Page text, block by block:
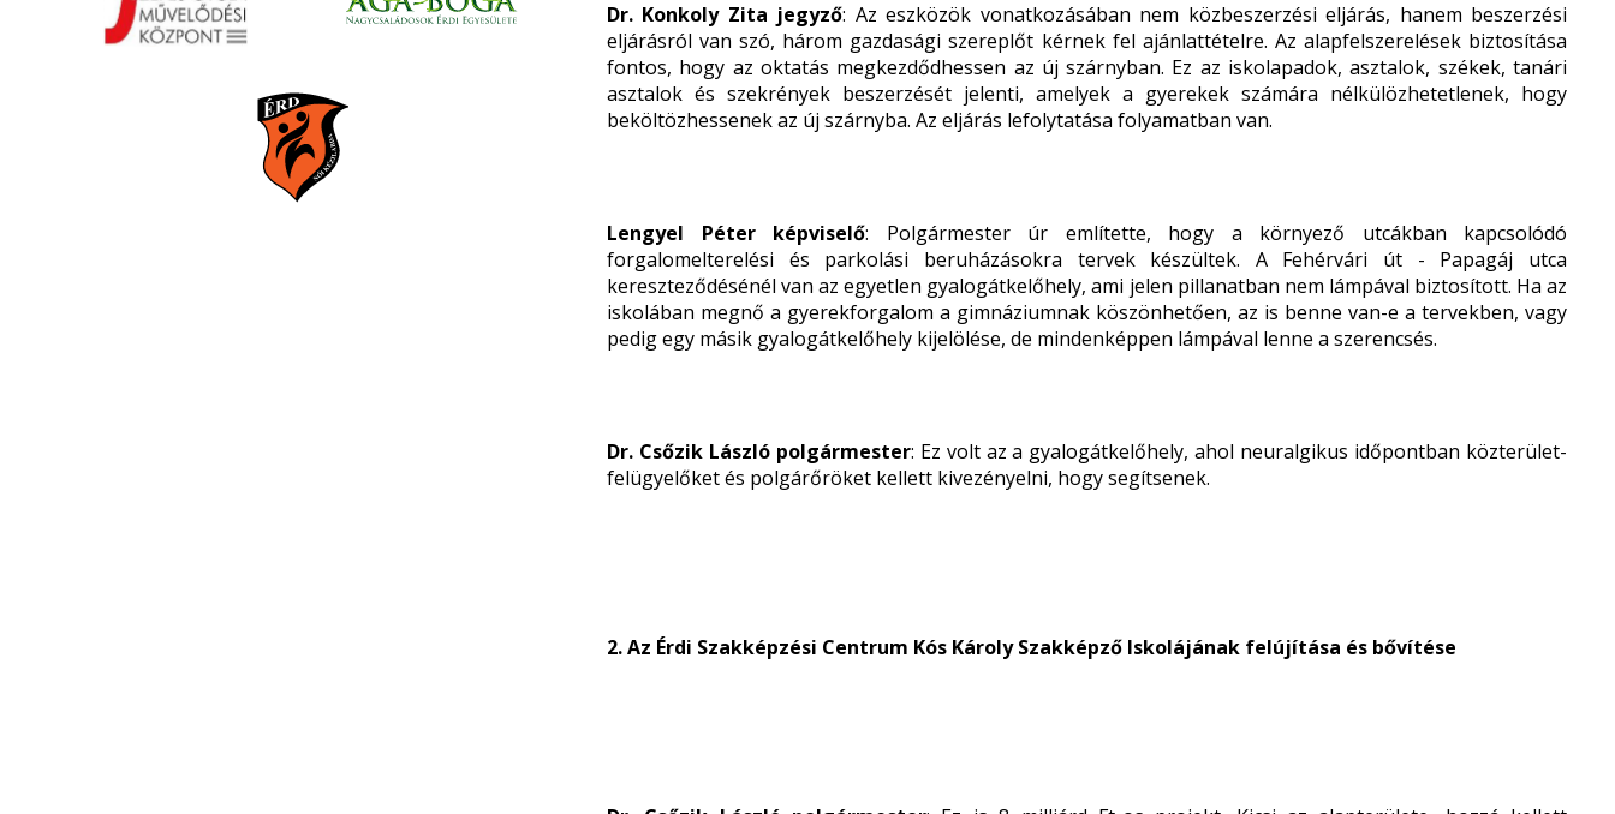
Dr. Konkoly Zita jegyző: Az eszközök vonatkozásában nem közbeszerzési eljárás, hanem beszerzési
eljárásról van szó, három gazdasági szereplőt kérnek fel ajánlattételre. Az alapfelszerelések biztosítása
fontos, hogy az oktatás megkezdődhessen az új szárnyban. Ez az iskolapadok, asztalok, székek, tanári
asztalok és szekrények beszerzését jelenti, amelyek a gyerekek számára nélkülözhetetlenek, hogy
beköltözhessenek az új szárnyba. Az eljárás lefolytatása folyamatban van.
Lengyel Péter képviselő: Polgármester úr említette, hogy a környező utcákban kapcsolódó
forgalomelterelési és parkolási beruházásokra tervek készültek. A Fehérvári út - Papagáj utca
kereszteződésénél van az egyetlen gyalogátkelőhely, ami jelen pillanatban nem lámpával biztosított. Ha az
iskolában megnő a gyerekforgalom a gimnáziumnak köszönhetően, az is benne van-e a tervekben, vagy
pedig egy másik gyalogátkelőhely kijelölése, de mindenképpen lámpával lenne a szerencsés.
Dr. Csőzik László polgármester: Ez volt az a gyalogátkelőhely, ahol neuralgikus időpontban közterület-
felügyelőket és polgárőröket kellett kivezényelni, hogy segítsenek.
2. Az Érdi Szakképzési Centrum Kós Károly Szakképző Iskolájának felújítása és bővítése